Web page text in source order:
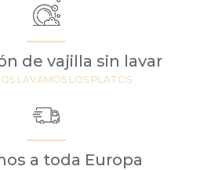
de vajilla sin lavar
LAVAMOS LOS PLATOS
a toda Europa